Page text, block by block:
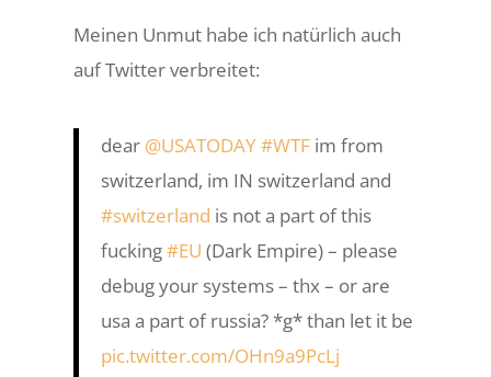
Meinen Unmut habe ich natürlich auch
auf Twitter verbreitet:
dear @USATODAY#WTF im from
switzerland, im IN switzerland and
#switzerland is not a part of this
fucking#EU (Dark Empire) – please
debug your systems – thx – or are
usa a part of russia? *g* than let it be
pic.twitter.com/OHn9a9PcLj